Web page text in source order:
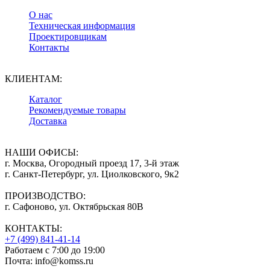
О нас
Техническая информация
Проектировщикам
Контакты
КЛИЕНТАМ:
Каталог
Рекомендуемые товары
Доставка
НАШИ ОФИСЫ:
г. Москва, Огородный проезд 17, 3-й этаж
г. Санкт-Петербург, ул. Циолковского, 9к2
ПРОИЗВОДСТВО:
г. Сафоново, ул. Октябрьская 80В
КОНТАКТЫ:
+7 (499) 841-41-14
Работаем с 7:00 до 19:00
Почта: info@komss.ru